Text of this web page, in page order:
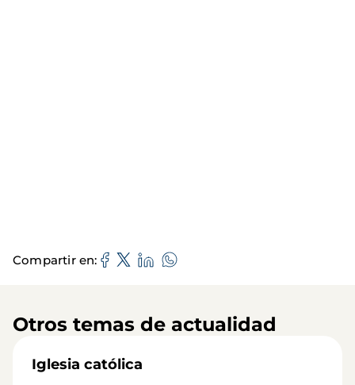
Compartir en
Otros temas de actualidad
Iglesia católica